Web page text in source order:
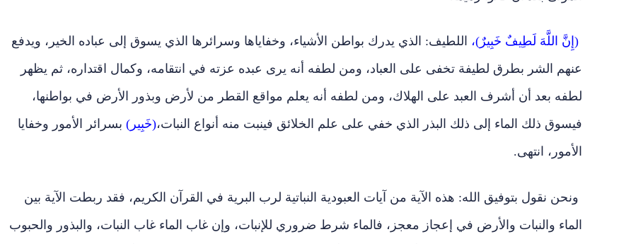
(إِنَّ اللَّهَ لَطِيفٌ خَبِيرٌ)، اللطيف: الذي يدرك بواطن الأشياء، وخفاياها وسرائرها الذي يسوق إلى عباده الخير، ويدفع
عنهم الشر بطرق لطيفة تخفى على العباد، ومن لطفه أنه يرى عبده عزته في انتقامه، وكمال اقتداره، ثم يظهر
لطفه بعد أن أشرف العبد على الهلاك، ومن لطفه أنه يعلم مواقع القطر من لأرض وبذور الأرض في بواطنها،
فيسوق ذلك الماء إلى ذلك البذر الذي خفي على علم الخلائق فينبت منه أنواع النبات،(خَبِير) بسرائر الأمور وخفايا
الأمور، انتهى.
ونحن نقول بتوفيق الله: هذه الآية من آيات العبودية النباتية لرب البرية في القرآن الكريم، فقد ربطت الآية بين
الماء والنبات والأرض في إعجاز معجز، فالماء شرط ضروري للإنبات، وإن غاب الماء غاب النبات، والبذور والحبوب